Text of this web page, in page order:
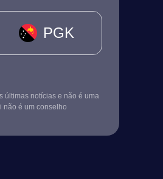
PGK
últimas notícias e não é uma
não é um conselho